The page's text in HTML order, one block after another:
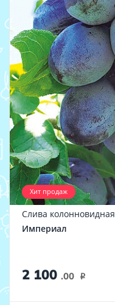
Хит продаж
Слива колонновидная
Империал
2 100 .00 i